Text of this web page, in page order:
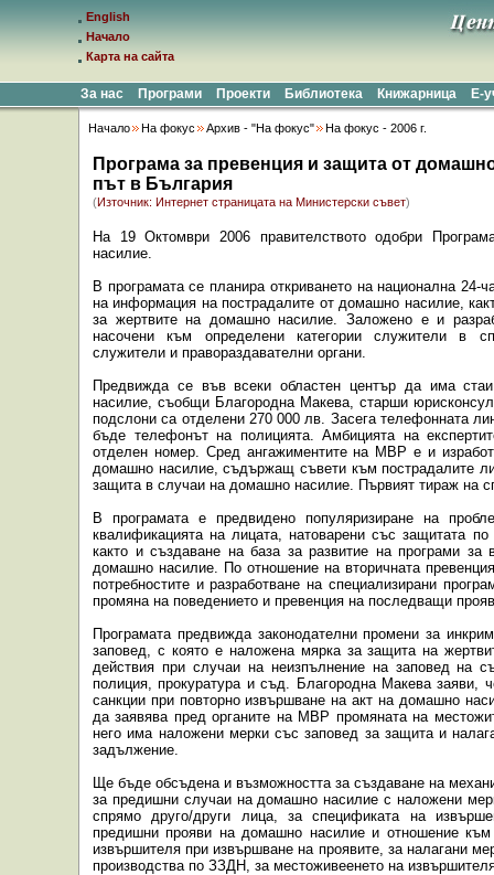
English
Начало
Карта на сайта
За нас Програми Проекти Библиотека Книжарница Е-
Начало На фокус Архив - "На фокус" На фокус - 2006 г.
Програма за превенция и защита от
път в България
(Източник: Интернет страницата на Министерски съвет)
На 19 Октомври 2006 правителството одобри
насилие.
В програмата се планира откриването на национална 24-
на информация на пострадалите от домашно насилие,
за жертвите на домашно насилие. Заложено е и р
насочени към определени категории служители в
служители и правораздавателни органи.
Предвижда се във всеки областен център да има
насилие, съобщи Благородна Макева, старши
подслони са отделени 270 000 лв. Засега телефонната
бъде телефонът на полицията. Амбицията на
отделен номер. Сред ангажиментите на МВР е и
домашно насилие, съдържащ съвети към пострадалите
защита в случаи на домашно насилие. Първият тираж на
В програмата е предвидено популяризиране на
квалификацията на лицата, натоварени със защитата
както и създаване на база за развитие на програми за
домашно насилие. По отношение на вторичната
потребностите и разработване на специализирани
промяна на поведението и превенция на последващи
Програмата предвижда законодателни промени за
заповед, с която е наложена мярка за защита на
действия при случаи на неизпълнение на заповед на
полиция, прокуратура и съд. Благородна Макева заяви,
санкции при повторно извършване на акт на домашно
да заявява пред органите на МВР промяната на
него има наложени мерки със заповед за защита и
задължение.
Ще бъде обсъдена и възможността за създаване на
за предишни случаи на домашно насилие с наложени
спрямо друго/други лица, за спецификата на
предишни прояви на домашно насилие и отношение към
извършителя при извършване на проявите, за налагани
производства по ЗЗДН, за местоживеенето на